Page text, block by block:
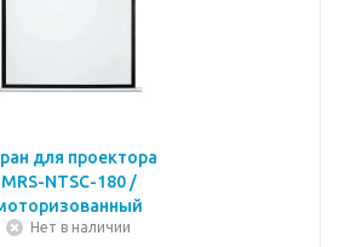
для проектора
MRS-NTSC-180 /
Нет в наличии